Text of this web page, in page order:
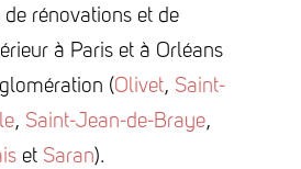
rénovations et de
à Paris et à Orléans
(Olivet, Saint-
, Saint-Jean-de-Braye,
et Saran).